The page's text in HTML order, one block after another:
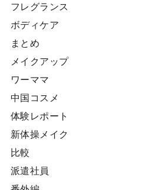
フレグランス
ボディケア
まとめ
メイクアップ
ワーママ
中国コスメ
体験レポート
新体操メイク
比較
派遣社員